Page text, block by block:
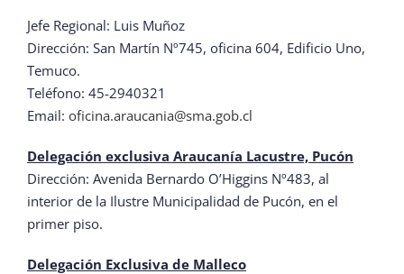
Jefe Regional: Luis Muñoz
Dirección: San Martín Nº745, oficina 604, Edificio Uno,
Temuco.
Teléfono: 45-2940321
Email: oficina.araucania@sma.gob.cl
Delegación exclusiva Araucanía Lacustre, Pucón
Dirección: Avenida Bernardo O’Higgins Nº483, al
interior de la Ilustre Municipalidad de Pucón, en el
primer piso.
Delegación Exclusiva de Malleco